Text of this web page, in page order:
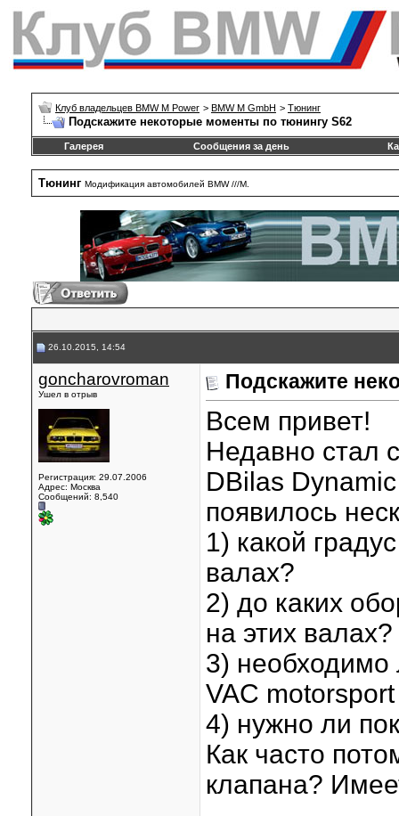
Клуб владельцев BMW M Power > BMW M GmbH > Тюнинг
Подскажите некоторые моменты по тюнингу S62
Галерея Сообщения за день
Тюнинг Модификация автомобилей BMW ///M.
26.10.2015, 14:54
goncharovroman
Ушел в отрыв
Регистрация: 29.07.2006
Адрес: Москва
Сообщений: 8,540
Подскажите
Всем привет!
Недавно стал
DBilas
появилось
1) какой
валах?
2) до каких
на этих валах?
3) необходимо
VAC motorsport
4) нужно ли
Как часто
клапана?